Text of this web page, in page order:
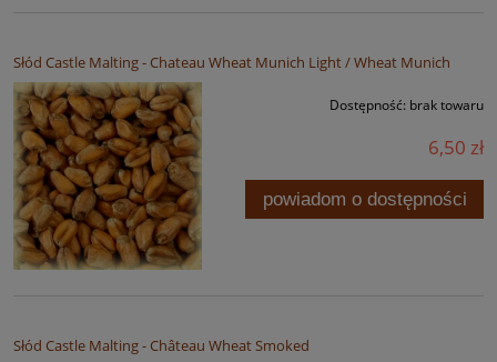
Słód Castle Malting - Chateau Wheat Munich Light / Wheat Munich
Dostępność: brak towaru
6,50 zł
powiadom o dostępności
Słód Castle Malting - Château Wheat Smoked